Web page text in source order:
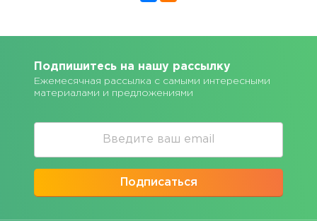
Подпишитесь на нашу рассылку
Ежемесячная рассылка с самыми интересными
материалами и предложениями
Подписаться